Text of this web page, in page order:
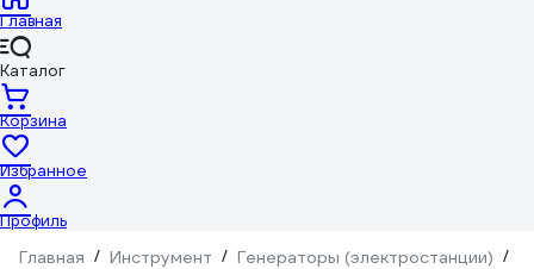
Главная
Каталог
Корзина
Избранное
Профиль
Главная / Инструмент / Генераторы (электростанции) /